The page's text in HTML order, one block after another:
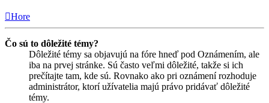
Hore
Čo sú to dôležité témy?
Dôležité témy sa objavujú na fóre hneď pod Oznámením, ale
iba na prvej stránke. Sú často veľmi dôležité, takže si ich
prečítajte tam, kde sú. Rovnako ako pri oznámení rozhoduje
administrátor, ktorí užívatelia majú právo pridávať dôležité
témy.